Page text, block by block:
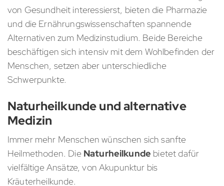
von Gesundheit interessierst, bieten die Pharmazie
und die Ernährungswissenschaften spannende
Alternativen zum Medizinstudium. Beide Bereiche
beschäftigen sich intensiv mit dem Wohlbefinden der
Menschen, setzen aber unterschiedliche
Schwerpunkte.
Naturheilkunde und alternative
Medizin
Immer mehr Menschen wünschen sich sanfte
Heilmethoden. Die Naturheilkunde bietet dafür
vielfältige Ansätze, von Akupunktur bis
Kräuterheilkunde.